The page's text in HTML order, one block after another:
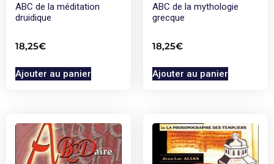
ABC de la méditation
druidique
18,25€
Ajouter au panier
ABC de la mythologie
grecque
18,25€
Ajouter au panier